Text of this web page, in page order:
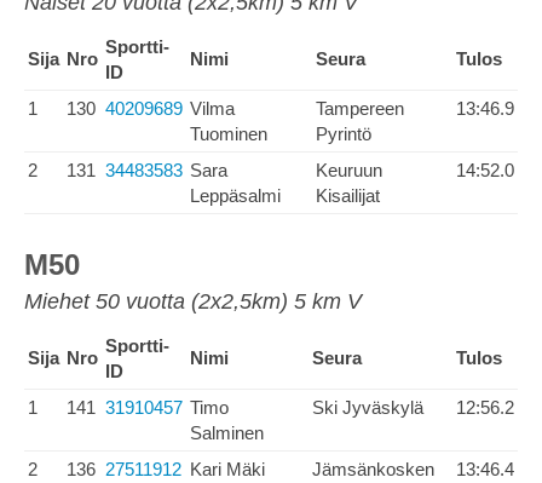
Sija Nro
Sportti-
ID
Nimi Seura Tulos
1 130 40209689 Vilma
Tuominen
Tampereen
Pyrintö
13:46.9
2 131 34483583 Sara
Leppäsalmi
Keuruun
Kisailijat
14:52.0
M50
Miehet 50 vuotta (2x2,5km) 5 km V
Sija Nro
Sportti-
ID
Nimi Seura Tulos
1 141 31910457 Timo
Salminen
Ski Jyväskylä 12:56.2
2 136 27511912 Kari Mäki
Jämsänkosken
13:46.4